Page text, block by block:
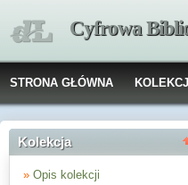
Cyfrowa
STRONA GŁÓWNA
Kolekcja
» Opis kolekcji